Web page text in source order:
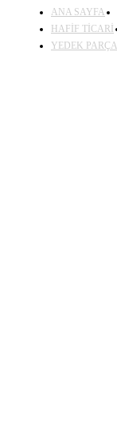
ANA SAYFA
HAFİF TİCARİ
YEDEK PARÇA